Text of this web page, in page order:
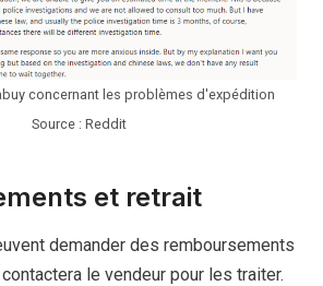
concernant les problèmes d'expédition
Source : Reddit
et retrait
demander des remboursements
le vendeur pour les traiter.